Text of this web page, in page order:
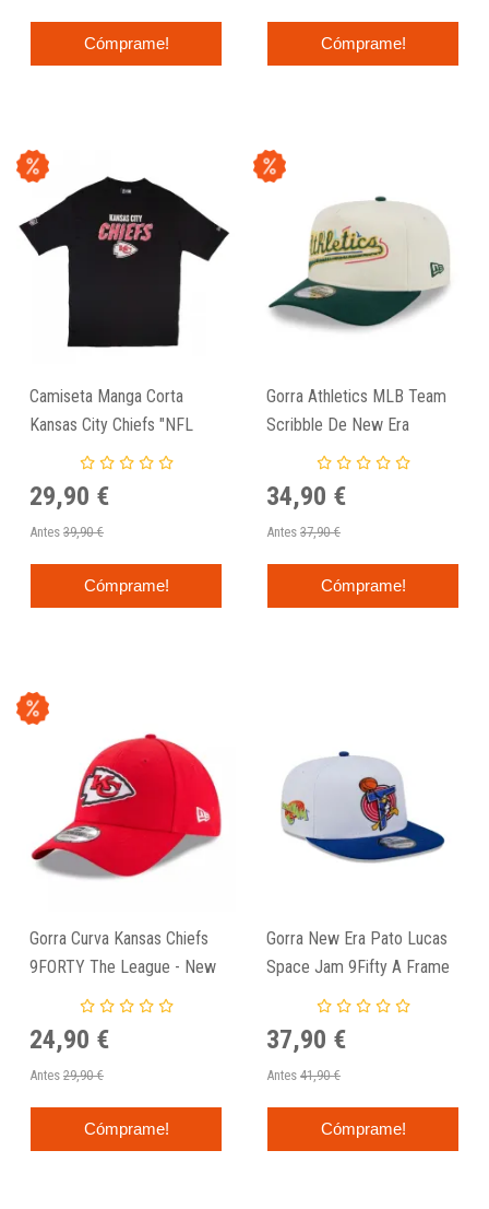
Cómprame! Cómprame!
Camiseta Manga Corta
Kansas City Chiefs "NFL
Script Graphic" Oversized
29,90 €
Antes 39,90 €
Cómprame!
Gorra Athletics MLB Team
Scribble De New Era
34,90 €
Antes 37,90 €
Cómprame!
Gorra Curva Kansas Chiefs
9FORTY The League - New
24,90 €
Antes 29,90 €
Cómprame!
Gorra New Era Pato Lucas
Space Jam 9Fifty A Frame
37,90 €
Antes 41,90 €
Cómprame!